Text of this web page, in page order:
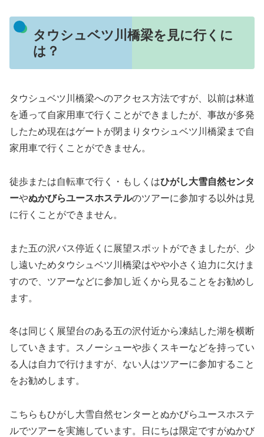
タウシュベツ川橋梁を見に行くに
は？
タウシュベツ川橋梁へのアクセス方法ですが、以前は林道
を通って自家用車で行くことができましたが、事故が多発
したため現在はゲートが閉まりタウシュベツ川橋梁まで自
家用車で行くことができません。
徒歩または自転車で行く・もしくはひがし大雪自然センタ
ーやぬかびらユースホステルのツアーに参加する以外は見
に行くことができません。
また五の沢バス停近くに展望スポットができましたが、少
し遠いためタウシュベツ川橋梁はやや小さく迫力に欠けま
すので、ツアーなどに参加し近くから見ることをお勧めし
ます。
冬は同じく展望台のある五の沢付近から凍結した湖を横断
していきます。スノーシューや歩くスキーなどを持ってい
る人は自力で行けますが、ない人はツアーに参加すること
をお勧めします。
こちらもひがし大雪自然センターとぬかびらユースホステ
ルでツアーを実施しています。日にちは限定ですがぬかび